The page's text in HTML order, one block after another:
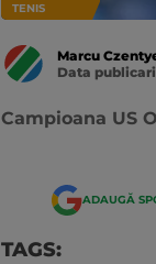
TENIS
Marcu
Data
Campioana US
ADAUGĂ
TAGS: